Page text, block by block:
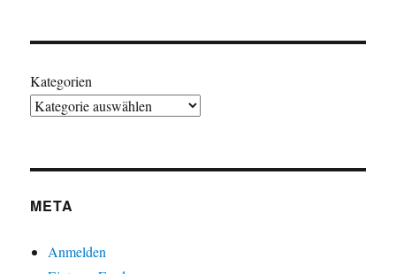
Kategorien
META
Anmelden